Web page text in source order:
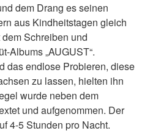
dem Drang es seinen
aus Kindheitstagen gleich
dem Schreiben und
Albums „AUGUST“.
das endlose Probieren, diese
zu lassen, hielten ihn
wurde neben dem
und aufgenommen. Der
4-5 Stunden pro Nacht.